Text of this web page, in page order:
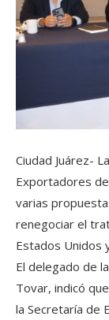
Ciudad Juárez-
Exportadores
varias
renegociar el
Estados Unidos
El delegado de
Tovar, indicó
la Secretaría de